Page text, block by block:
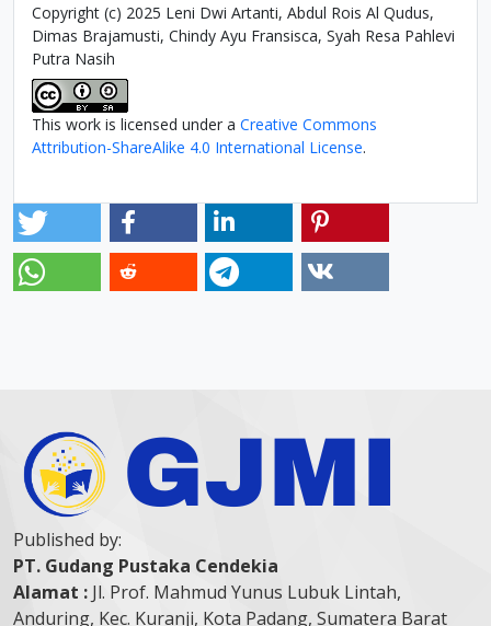
Copyright (c) 2025 Leni Dwi Artanti, Abdul Rois Al Qudus,
Dimas Brajamusti, Chindy Ayu Fransisca, Syah Resa Pahlevi
Putra Nasih
This work is licensed under a Creative Commons
Attribution-ShareAlike 4.0 International License.
Published by:
PT. Gudang Pustaka Cendekia
Alamat : Jl. Prof. Mahmud Yunus Lubuk Lintah,
Anduring, Kec. Kuranji, Kota Padang, Sumatera Barat